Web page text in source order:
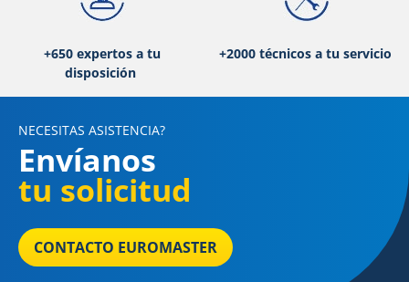
+650 expertos a tu
disposición
+2000 técnicos a tu servicio
NECESITAS ASISTENCIA?
Envíanos
tu solicitud
CONTACTO EUROMASTER